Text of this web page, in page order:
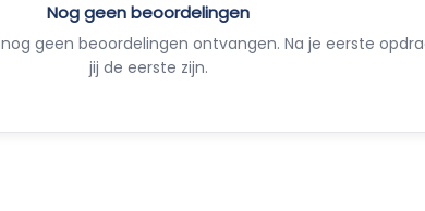
Nog geen beoordelingen
geen beoordelingen ontvangen. Na je eerste
jij de eerste zijn.